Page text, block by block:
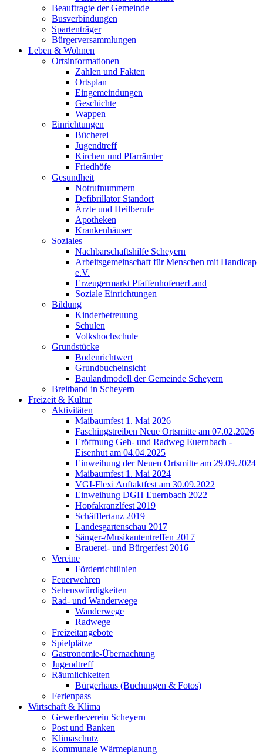
Beauftragte der Gemeinde
Busverbindungen
Spartenträger
Bürgerversammlungen
Leben & Wohnen
Ortsinformationen
Zahlen und Fakten
Ortsplan
Eingemeindungen
Geschichte
Wappen
Einrichtungen
Bücherei
Jugendtreff
Kirchen und Pfarrämter
Friedhöfe
Gesundheit
Notrufnummern
Defibrillator Standort
Ärzte und Heilberufe
Apotheken
Krankenhäuser
Soziales
Nachbarschaftshilfe Scheyern
Arbeitsgemeinschaft für Menschen mit Handicap
e.V.
Erzeugermarkt PfaffenhofenerLand
Soziale Einrichtungen
Bildung
Kinderbetreuung
Schulen
Volkshochschule
Grundstücke
Bodenrichtwert
Grundbucheinsicht
Baulandmodell der Gemeinde Scheyern
Breitband in Scheyern
Freizeit & Kultur
Aktivitäten
Maibaumfest 1. Mai 2026
Faschingstreiben Neue Ortsmitte am 07.02.2026
Eröffnung Geh- und Radweg Euernbach -
Eisenhut am 04.04.2025
Einweihung der Neuen Ortsmitte am 29.09.2024
Maibaumfest 1. Mai 2024
VGI-Flexi Auftaktfest am 30.09.2022
Einweihung DGH Euernbach 2022
Hopfakranzlfest 2019
Schäfflertanz 2019
Landesgartenschau 2017
Sänger-/Musikantentreffen 2017
Brauerei- und Bürgerfest 2016
Vereine
Förderrichtlinien
Feuerwehren
Sehenswürdigkeiten
Rad- und Wanderwege
Wanderwege
Radwege
Freizeitangebote
Spielplätze
Gastronomie-Übernachtung
Jugendtreff
Räumlichkeiten
Bürgerhaus (Buchungen & Fotos)
Ferienpass
Wirtschaft & Klima
Gewerbeverein Scheyern
Post und Banken
Klimaschutz
Kommunale Wärmeplanung